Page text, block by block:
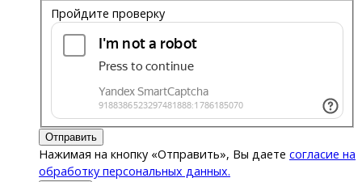
Пройдите проверку
Отправить
Нажимая на кнопку «Отправить», Вы даете согласие на
обработку персональных данных.